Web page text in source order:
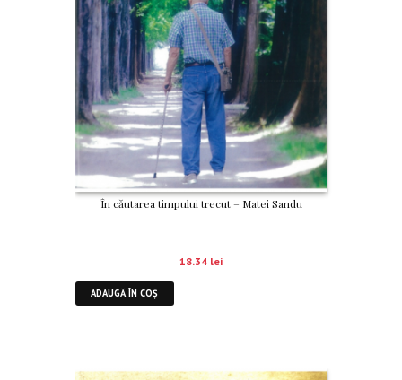
În căutarea timpului trecut – Matei Sandu
18.34 lei
ADAUGĂ ÎN COȘ